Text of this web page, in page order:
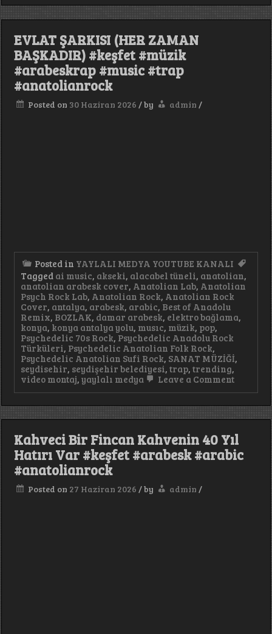
2026
#keşfet
#music
#rap
#trap
#müzik
EVLAT ŞARKISI (HER ZAMAN
BAŞKADIR) #keşfet #müzik
#arabeskrap #music #trap
#anatolianrock
Posted on 30 Haziran 2026 /by admin /
Posted in YAYLALI MEDYA YOUTUBE KANALI
Tagged ai music, akseki, alacabel tüneli, anatolian,
anatolian arabesk cover, Anatolian Lab, Anatolian
Psych Rock Lab, Anatolian Rock, Anatolian Rock
Cover, antalya, arabesk, arabic, Best of Anadolu
Remix, BOZLAK, damar arabesk, elektro bağlama,
konya, konya antalya yolu, musıc, müzik, pop,
Psychedelic 70s Rock, Psychedelic Anadolu Rock
Türküleri, Psychedelic Anatolian Folk Rock,
Psychedelic Anatolian Sufi Rock, SANAT MÜZİĞİ,
seydisehir, seydişehir belediyesi, trap, trending,
video montaj, yaylalı medya Leave a Commenton
(HER
ZAMAN
#keşfet
#müzik
Kahveci Bir Fincan Kahvenin 40 Yıl
Hatırı Var #keşfet #arabesk #arabic
#anatolianrock
Posted on 27 Haziran 2026 /by admin /